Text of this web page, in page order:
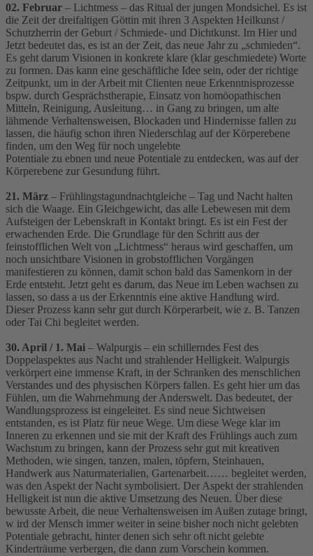
02. Februar – Lichtmess – das Ritual der jungen Mondsichel. Es ist
die Zeit der dreifaltigen Göttin mit ihren 3 Aspekten Heilkunst /
Schutzherrin der Geburt / Schmiede- und Dichtkunst. Im Hier und
Jetzt bedeutet das, es ist an der Zeit, das neue Jahr zu „schmieden“.
Es geht darum Visionen in konkrete klare (klar geschmiedete) Worte
zu formen. Das kann eine geschäftliche Idee sein, oder der richtige
Zeitpunkt, um in der Arbeit mit Clienten neue Erkenntnisprozesse
bspw. durch Gesprächstherapie, Einsatz von homöopathischen
Mitteln, Reinigung, Ausleitung… in Gang zu bringen, um alte
lähmende Verhaltensweisen, Blockaden und Hindernisse fallen zu
lassen, die häufig schon ihren Niederschlag auf der Körperebene
finden, um den Weg für noch ungelebte
Potentiale zu ebnen und neue Potentiale zu entdecken, was auf der
Körperebene zur Gesundung führt.
21. März – Frühlingstagundnachtgleiche – Tag und Nacht halten
sich die Waage. Ein Gleichgewicht, das alle Lebewesen mit dem
Aufsteigen der Lebenskraft in Kontakt bringt. Es ist ein Fest der
erwachenden Erde. Die Grundlage für den Schritt aus der
feinstofflichen Welt von „Lichtmess“ heraus wird geschaffen, um
noch unsichtbare Visionen in grobstofflichen Vorgängen
manifestieren zu können, damit schon bald das Samenkorn in der
Erde entsteht. Jetzt geht es darum, das Neue im Leben wachsen zu
lassen, so dass a us der Erkenntnis eine aktive Handlung wird.
Dieser Prozess kann sehr gut durch Körperarbeit, wie z. B. Tanzen
oder Tai Chi begleitet werden.
30. April / 1. Mai – Walpurgis – ein schillerndes Fest des
Doppelaspektes aus Nacht und strahlender Helligkeit. Walpurgis
verkörpert eine immense Kraft, in der Schranken des menschlichen
Verstandes und des physischen Körpers fallen. Es geht hier um das
Fühlen, um die Wahrnehmung der Anderswelt. Das bedeutet, der
Wandlungsprozess ist eingeleitet. Es sind neue Sichtweisen
entstanden, es ist Platz für neue Wege. Um diese Wege klar im
Inneren zu erkennen und sie mit der Kraft des Frühlings auch zum
Wachstum zu bringen, kann der Prozess sehr gut mit kreativen
Methoden, wie singen, tanzen, malen, töpfern, Steinhauen,
Handwerk aus Naturmaterialien, Gartenarbeit…… begleitet werden,
was den Aspekt der Nacht symbolisiert. Der Aspekt der strahlenden
Helligkeit ist nun die aktive Umsetzung des Neuen. Über diese
bewusste Arbeit, die neue Verhaltensweisen im Außen zutage bringt,
w ird der Mensch immer weiter in seine bisher noch nicht gelebten
Potentiale gebracht, hinter denen sich sehr oft nicht gelebte
Kinderträume verbergen, die dann zum Vorschein kommen.